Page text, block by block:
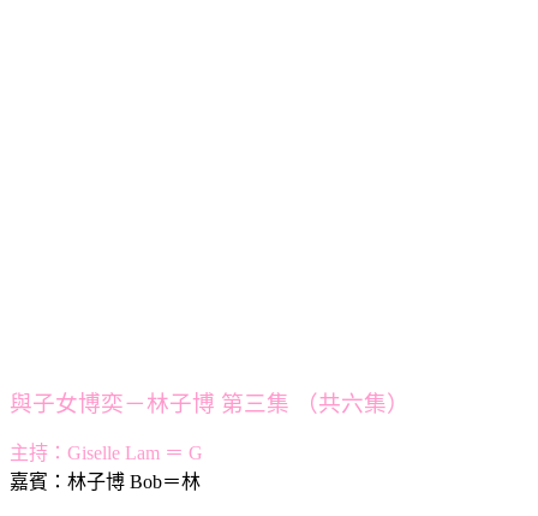
與子女博奕－林子博 第三集 （共六集）
主持：Giselle Lam ＝ G
嘉賓：林子博 Bob＝林